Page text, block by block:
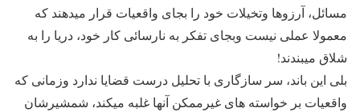
مسائل، آرزوها وتخیلات خود را بجای واقعیات قرار میدهند که
معمولا عملی نیست وبجای تفکر به نارسائی کار خود، دریا را به
شلاق میبندند!
بلی این باند، سر سازگاری با تحلیل درست قضایا ندارد وزمانی که
واقعیات بر خواسته های غیرممکن آنها غلبه میکند، شمشیرشان